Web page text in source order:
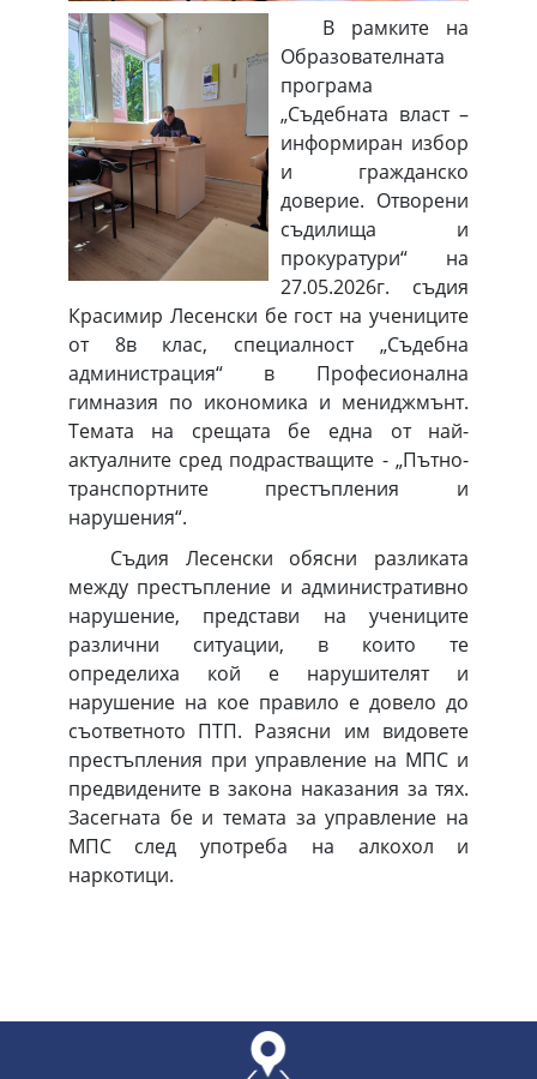
В рамките на
Образователната
програма
„Съдебната власт –
информиран избор
и гражданско
доверие. Отворени
съдилища и
прокуратури“ на
27.05.2026г. съдия
Красимир Лесенски бе гост на учениците
от 8в клас, специалност „Съдебна
администрация“ в Професионална
гимназия по икономика и мениджмънт.
Темата на срещата бе една от най-
актуалните сред подрастващите - „Пътно-
транспортните престъпления и
нарушения“.
Съдия Лесенски обясни разликата
между престъпление и административно
нарушение, представи на учениците
различни ситуации, в които те
определиха кой е нарушителят и
нарушение на кое правило е довело до
съответното ПТП. Разясни им видовете
престъпления при управление на МПС и
предвидените в закона наказания за тях.
Засегната бе и темата за управление на
МПС след употреба на алкохол и
наркотици.